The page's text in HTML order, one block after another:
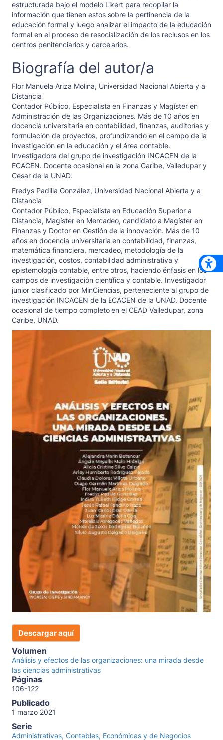
estructurada bajo el modelo Likert para recopilar la
información que tienen estos sobre la pertinencia de la
educación formal y luego analizar el impacto de la educación
formal en el proceso de resocialización de los reclusos en los
centros penitenciarios y carcelarios.
Biografía del autor/a
Flor Manuela Ariza Molina, Universidad Nacional Abierta y a
Distancia
Contador Público, Especialista en Finanzas y Magíster en
Administración de las Organizaciones. Más de 10 años en
docencia universitaria en contabilidad, finanzas, auditorías y
formulación de proyectos, profundizando en el campo de la
investigación en la educación y el área contable.
Investigadora del grupo de investigación INCACEN de la
ECACEN. Docente ocasional en la zona Caribe, Valledupar y
Cesar de la UNAD.
Fredys Padilla González, Universidad Nacional Abierta y a
Distancia
Contador Público, Especialista en Educación Superior a
Distancia, Magíster en Mercadeo, candidato a Magíster en
Finanzas y Doctor en Gestión de la innovación. Más de 10
años en docencia universitaria en contabilidad, finanzas,
matemática financiera, mercadeo, metodología de la
investigación, costos, contabilidad administrativa y
epistemología contable, entre otros, haciendo énfasis en los
campos de investigación científica y contable. Investigador
junior clasificado por MinCiencias, perteneciente al grupo de
investigación INCACEN de la ECACEN de la UNAD. Docente
ocasional de tiempo completo en el CEAD Valledupar, zona
Caribe, UNAD.
Descargar aquí
Volumen
Análisis y efectos de las organizaciones: una mirada desde
las ciencias administrativas
Páginas
106-122
Publicado
1 marzo 2021
Serie
Administrativas, Contables, Económicas y de Negocios